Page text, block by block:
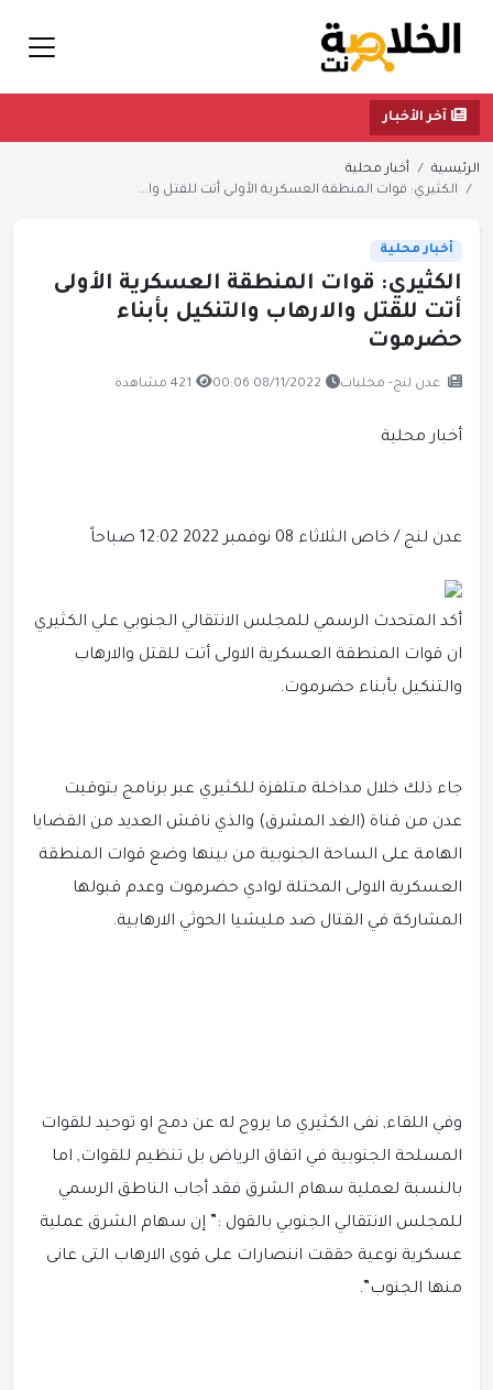
آخر الأخبار
الرئيسية
أخبار محلية
الكثيري: قوات المنطقة العسكرية الأولى أتت للقتل وا...
أخبار محلية
الكثيري: قوات المنطقة العسكرية الأولى
أتت للقتل والارهاب والتنكيل بأبناء
حضرموت
عدن لنج- محليات 08/11/2022 00:06 421 مشاهدة
أخبار محلية
عدن لنج / خاص الثلاثاء 08 نوفمبر 2022 12:02 صباحاً
أكد المتحدث الرسمي للمجلس الانتقالي الجنوبي علي الكثيري
ان قوات المنطقة العسكرية الاولى أتت للقتل والارهاب
والتنكيل بأبناء حضرموت.
جاء ذلك خلال مداخلة متلفزة للكثيري عبر برنامج بتوقيت
عدن من قناة (الغد المشرق) والذي ناقش العديد من القضايا
الهامة على الساحة الجنوبية من بينها وضع قوات المنطقة
العسكرية الاولى المحتلة لوادي حضرموت وعدم قبولها
المشاركة في القتال ضد مليشيا الحوثي الارهابية.
وفي اللقاء, نفى الكثيري ما يروح له عن دمج او توحيد للقوات
المسلحة الجنوبية في اتفاق الرياض بل تنظيم للقوات, اما
بالنسبة لعملية سهام الشرق فقد أجاب الناطق الرسمي
للمجلس الانتقالي الجنوبي بالقول :” إن سهام الشرق عملية
عسكرية نوعية حققت اننصارات على قوى الارهاب التى عانى
منها الجنوب”.